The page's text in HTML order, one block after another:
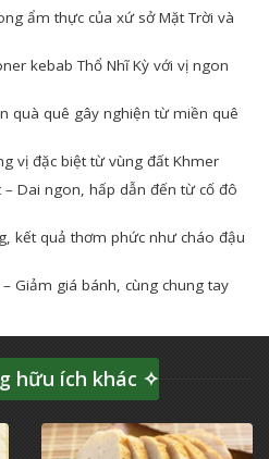
ẩm thực của xứ sở Mặt Trời và
kebab Thổ Nhĩ Kỳ với vị ngon
quà quê gây nghiện từ miền quê
vị đặc biệt từ vùng đất Khmer
Dai ngon, hấp dẫn đến từ cố đô
kết quả thơm phức như cháo đậu
Giảm giá bánh, cùng chung tay
hữu ích khác ✧